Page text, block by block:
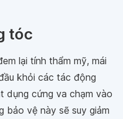
tóc
lại tính thẩm mỹ, mái
khỏi các tác động
dụng cứng va chạm vào
bảo vệ này sẽ suy giảm